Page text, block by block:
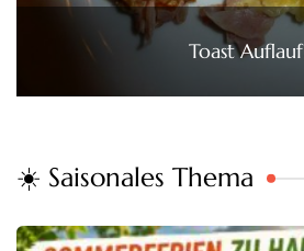
Toast Auflauf
☀️ Saisonales Thema